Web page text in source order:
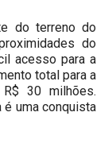
do terreno do
do
acesso para a
total para a
30 milhões.
uma conquista